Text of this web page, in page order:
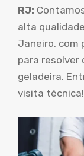
RJ:
alta
Janeiro, com
para resolver
geladeira.
visita técnica!